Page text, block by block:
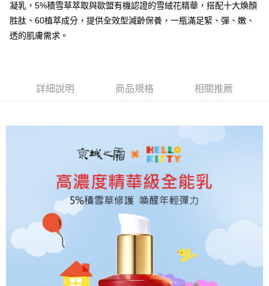
台灣樂天信用卡公司
中國信託商業銀行
台灣樂天信用卡公司
【大哥付你分期使用說明】
成交易。
1.分期款項不併入電信帳單，「大哥付你分期」於每月結算日後寄送繳費提
2.透過簡訊連結打開帳單後，可選擇「超商條碼／台灣大直營門市／銀行轉
帳／街口支付／iPASS MONEY」等通路繳費。
【注意事項】
1.本服務係由「台灣大哥大股份有限公司」（以下簡稱本公司）所提供，讓
用戶於交易時，得透過本服務購買商品或服務，並由商店將買賣／分期付款
買賣價金債權讓與本公司後，依約使用本公司帳單繳交帳款。
2.基於同意付款使用「大哥付你分期」之契約關係目的，商店將以您的個人
資料（包含姓名、電話或地址）提供予台灣大哥大進項蒐集、處理及利用，
由本公司與您本人進行分期帳單所需資料之確認、核對及更正。
3.完整用戶服務條款，請詳閱以下連結：https://oppay.tw/userRule
AFTEE先享後付是「在收到商品之後才付款」的支付方式。 讓您購物簡單
【「AFTEE先享後付」結帳流程】
結帳頁面，進行簡訊認證並確認金額後，即可完成結帳。
２．訂單成立數日內，您將收到繳費通知簡訊。
３．收到繳費通知簡訊後14天內，點擊此簡訊中的連結，可透過四大超商／
ATM／網路銀行／等多元方式進行付款，方視為交易完成。
※ 請注意：結帳手續完成當下不需立刻繳費，但若您需要取消訂單，請聯絡
購買商品的店家。未經商家同意取消之訂單仍視為有效，需透過AFTEE先享
後付繳納相關費用。
※ 交易是否成功請以「AFTEE先享後付 」之結帳頁面顯示為準，若有關於
是否繳費成功／繳費後需取消欲退款等相關疑問，請聯繫「AFTEE先享後付
客戶支援中心」https://netprotections.freshdesk.com/support/home
ATM付款
每筆NT$80，滿NT$599(含以上)免運費
付款後全家取貨
每筆NT$80，滿NT$599(含以上)免運費
萊爾富取貨付款
每筆NT$80，滿NT$599(含以上)免運費
付款後萊爾富取貨
每筆NT$80，滿NT$599(含以上)免運費
凝乳，5%積雪草萃取與歐盟有機認證的雪絨花精華，搭配十大煥顏
胜肽、60植萃成分，提供全效型減齡保養，一瓶滿足緊、彈、嫩、
透的肌膚需求。
詳細說明 商品規格 相關推薦